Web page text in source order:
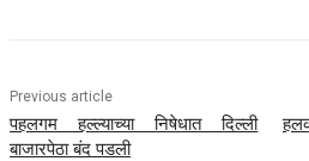
Previous article
पहलगम हल्ल्याच्या निषेधात दिल्ली
बाजारपेठा बंद पडली